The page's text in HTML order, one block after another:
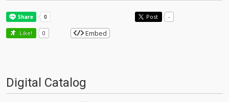
Post -
Like! 0 Embed
Digital Catalog